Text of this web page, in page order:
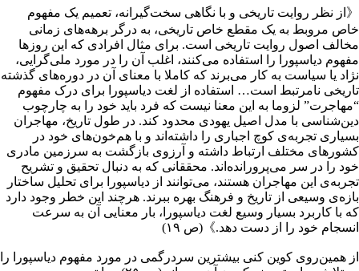
《از نظر روایت تاریخی و با نگاهی سخت‌گیرانه، تعمیم یک مفهوم
خاص مروبط به یک مقطع خاص تاریخی، به درگر برهه‌های زمانی
مخالف اصول روایت تاریخی است. برای مثال افرادی که این روزها
مفهوم دیاسپورا را استفاده می‌کنند، اغلب آن را در مورد ملی‌گرایی،
نژاد یا سیاست به کار می‌برند که کاملا با معنای آن در دوره‌های گذشته
تاریخی نامرتبط است… استفاده از لغت دیاسپورا برای درک مفهوم
“مهاجرت” لزوما به این معنا نیست که فرد باید خود را به چارچوب
دین‌شناسی با مدل اصیل یهودی محدود کند. در طول تاریخ، مهاجران
بسیاری تجربه‌ی کوچ اجباری را داشته‌اند و با هم‌خون‌های خود در
کشورهای مختلف ارتباط داشته و آرزوی بازگشت به سرزمین مادری
خود را در سر می‌پرورانده‌اند. محققانی که به دنبال تحقیق و تشریح
تجربه‌ی این مهاجران هستند، می‌توانند از دیاسپورا برای تحلیل ساختار
بازه‌ی وسیعی از تاریخ و فرهنگ بهره ببرند. هرچند این خطر وجود دارد
که با کاربرد بسیار وسیع لغت دیاسپورا، بار معنایی آن به سرعت
انسجام خود را از دست دهد.》(ص ۱۹)
از همین‌روی کوین کنی بیشترین سردرگمی در مورد مفهوم دیاسپورا را